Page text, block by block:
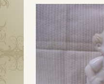
quantity